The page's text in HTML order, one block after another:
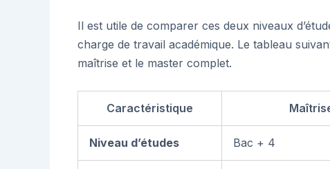
Il est utile de comparer ces deux niveaux
charge de travail académique. Le tableau
maîtrise et le master complet.
Caractéristique
Niveau d’études Bac + 4